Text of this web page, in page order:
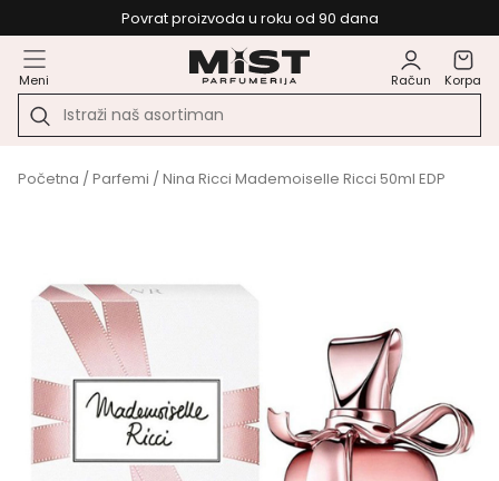
Povrat proizvoda u roku od 90 dana
Meni Račun Korpa
Početna /Parfemi / Nina Ricci Mademoiselle Ricci 50ml EDP